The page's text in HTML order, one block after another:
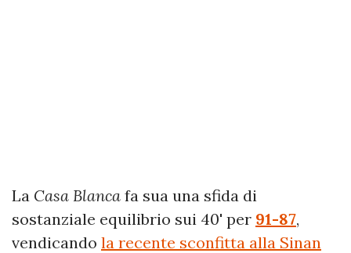
La Casa Blanca fa sua una sfida di
sostanziale equilibrio sui 40' per 91-87,
vendicando la recente sconfitta alla Sinan